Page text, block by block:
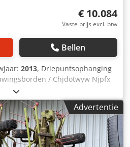
€ 10.084
Vaste prijs excl. btw
Bellen
2013, Driepuntsophanging
/ Chjdotwyw Njpfx
Advertentie